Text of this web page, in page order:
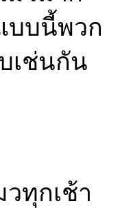
บบนี้พวก
เช่นกัน
ทุกเช้า